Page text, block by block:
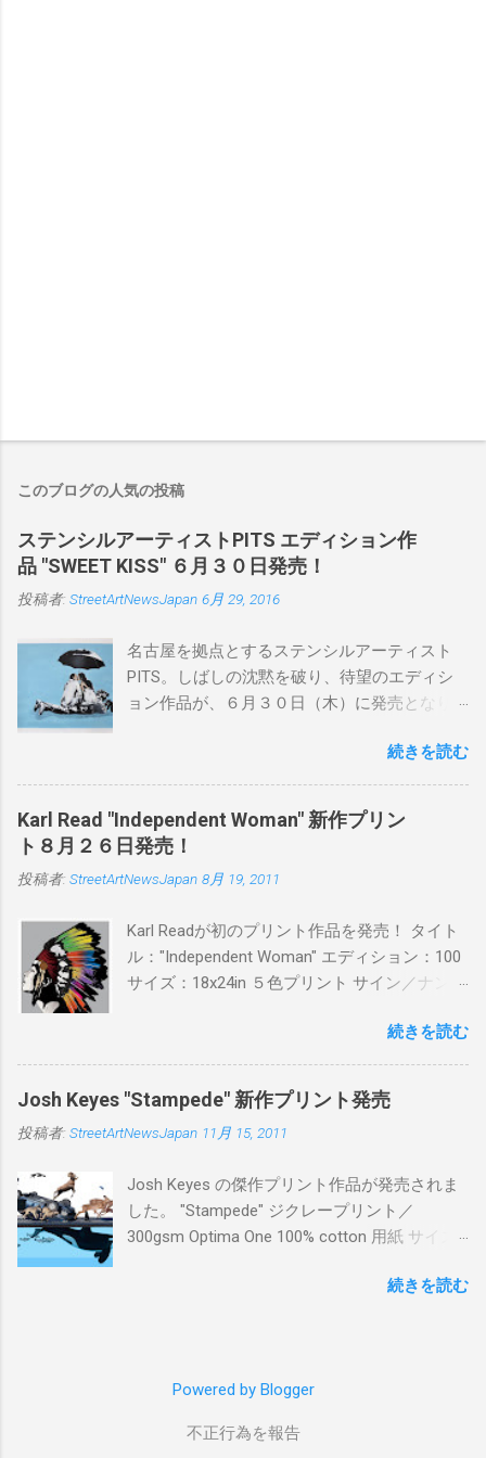
このブログの人気の投稿
ステンシルアーティストPITS エディション作
品 "SWEET KISS" ６月３０日発売！
投稿者: StreetArtNewsJapan 6月 29, 2016
名古屋を拠点とするステンシルアーティスト
PITS。しばしの沈黙を破り、待望のエディシ
ョン作品が、６月３０日（木）に発売となり
品に落とし込むスタイルは今作でも健在。(
PITSの過去記事はこちらから ) 発売日：6月30
日(木)19時 タイトル：SWEET KISS カラー：
BLUE/MINT GREEN/PINK/YELLOW エディショ
ン：各色５ サイズ：800mm × 550mm 価格：
¥16,000(¥17,280) 購入は、 こちら から
続きを読む
Karl Read "Independent Woman" 新作プリン
ト８月２６日発売！
投稿者: StreetArtNewsJapan 8月 19, 2011
Karl Readが初のプリント作品を発売！ タイト
ル："Independent Woman" エディション：100
サイズ：18x24in ５色プリント サイン／ナンバ
ドフィニッシュバージョン（エディション：
25）$125 購入は８月２６日に こちら から
続きを読む
Josh Keyes "Stampede" 新作プリント発売
投稿者: StreetArtNewsJapan 11月 15, 2011
Josh Keyes の傑作プリント作品が発売されま
した。 "Stampede" ジクレープリント／
300gsm Optima One 100% cotton 用紙 サイズ:
ィション：350 価格: $350 + 送料 購入は こち
続きを読む
Powered by Blogger
不正行為を報告